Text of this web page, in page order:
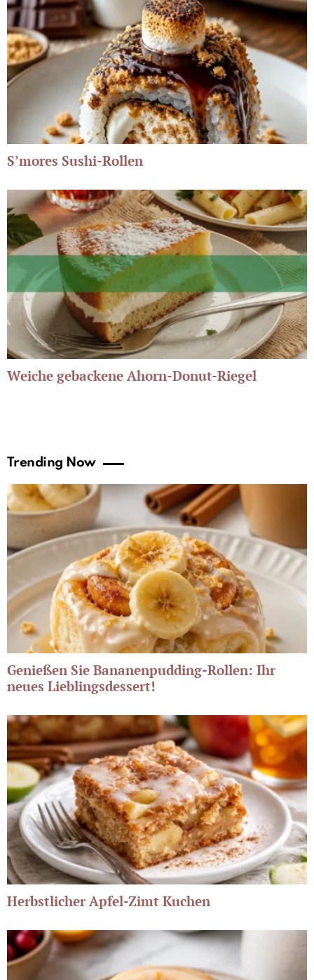
S’mores Sushi-Rollen
Weiche gebackene Ahorn-Donut-Riegel
Trending Now
Genießen Sie Bananenpudding-Rollen: Ihr
neues Lieblingsdessert!
Herbstlicher Apfel-Zimt Kuchen